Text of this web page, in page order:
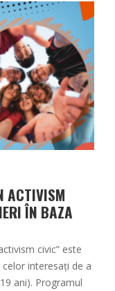
ACTIVISM
ÎN BAZA
civic” este
interesați de a
ani). Programul